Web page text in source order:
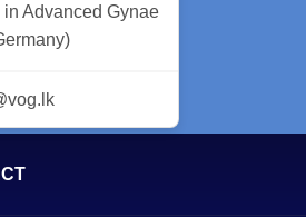
Advanced Gynae